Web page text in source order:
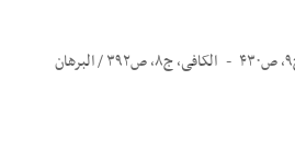
الکافی، ج۸، ص۳۹۲ / البرهان